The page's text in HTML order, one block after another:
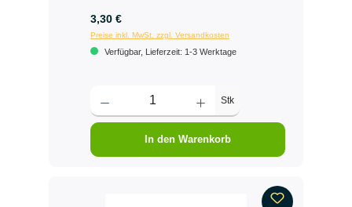
3,30 €
Preise inkl. MwSt. zzgl. Versandkosten
Verfügbar, Lieferzeit: 1-3 Werktage
Stk
In den Warenkorb